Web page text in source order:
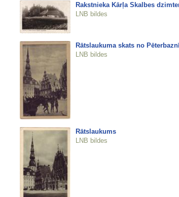
Rakstnieka Kārļa Skalbes
LNB bildes
Rātslaukuma skats no
LNB bildes
Rātslaukums
LNB bildes